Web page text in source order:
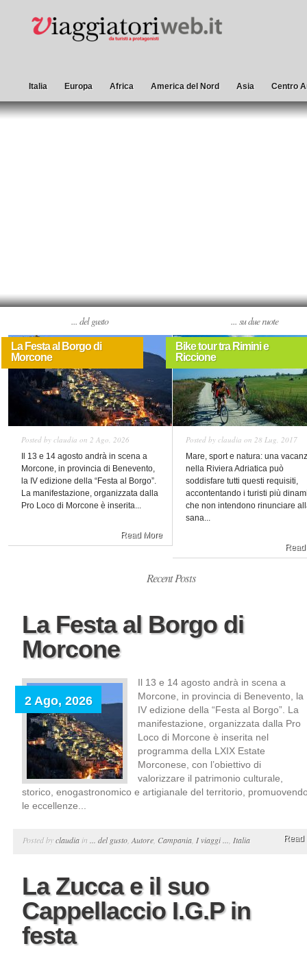
Italia Europa Africa America del Nord Asia Centro
... del gusto
La Festa al Borgo di
Morcone
Posted by claudia on 2 Ago, 2026
Il 13 e 14 agosto andrà in scena a
Morcone, in provincia di Benevento,
la IV edizione della “Festa al Borgo”.
La manifestazione, organizzata dalla
Pro Loco di Morcone è inserita...
Read More
... su due ruote
Bike tour tra Rimini e
Riccione
Posted by claudia on 28 Lug, 2017
Mare, sport e natura: una
nella Riviera Adriatica può
soddisfare tutti questi requisiti,
accontentando i turisti più
che non intendono rinunciare
sana...
Recent Posts
La Festa al Borgo di
Morcone
2 Ago, 2026
Il 13 e 14 agosto andrà in scena a
Morcone, in provincia di Benevento, la
IV edizione della “Festa al Borgo”. La
manifestazione, organizzata dalla Pro
Loco di Morcone è inserita nel
programma della LXIX Estate
Morconese, con l’obiettivo di
valorizzare il patrimonio culturale,
storico, enogastronomico e artigianale del territorio,
le eccellenze...
Posted byclaudia in ... del gusto Autore Campania I viaggi ... Italia Read
La Zucca e il suo
Cappellaccio I.G.P in
festa